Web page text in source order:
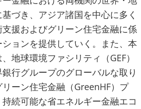
づき、アジア諸国を中心に多く
援およびグリーン住宅金融に係
ョンを提供していく。また、本
地球環境ファシリティ（GEF）
行グループのグローバルな取り
ーン住宅金融（GreenHF）プ
続可能な省エネルギー金融エコ